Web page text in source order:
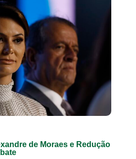
de Moraes e Redução